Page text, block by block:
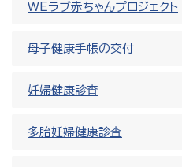
WEラブ赤ちゃんプロジェクト
母子健康手帳の交付
妊婦健康診査
多胎妊婦健康診査